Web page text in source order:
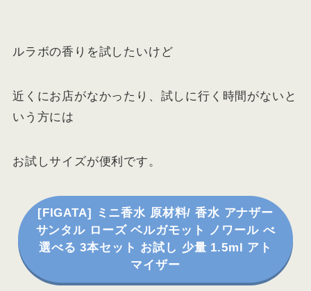
ルラボの香りを試したいけど
近くにお店がなかったり、試しに行く時間がないと
いう方には
お試しサイズが便利です。
[FIGATA] ミニ香水 原材料/ 香水 アナザー
サンタル ローズ ベルガモット ノワール べ
選べる 3本セット お試し 少量 1.5ml アト
マイザー